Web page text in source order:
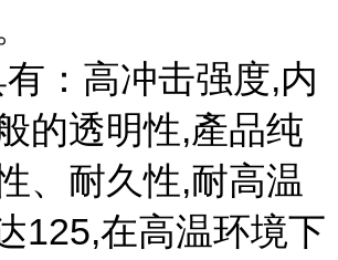
：高冲击强度,内
的透明性,產品纯
、耐久性,耐高温
125,在高温环境下